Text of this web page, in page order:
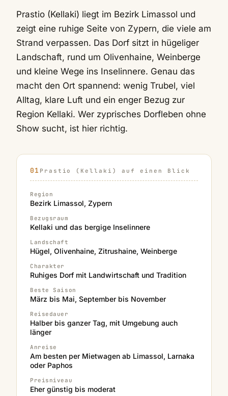
Prastio (Kellaki) liegt im Bezirk Limassol und
zeigt eine ruhige Seite von Zypern, die viele am
Strand verpassen. Das Dorf sitzt in hügeliger
Landschaft, rund um Olivenhaine, Weinberge
und kleine Wege ins Inselinnere. Genau das
macht den Ort spannend: wenig Trubel, viel
Alltag, klare Luft und ein enger Bezug zur
Region Kellaki. Wer zyprisches Dorfleben ohne
Show sucht, ist hier richtig.
Prastio (Kellaki) auf einen Blick
Region
Bezirk Limassol, Zypern
Bezugsraum
Kellaki und das bergige Inselinnere
Landschaft
Hügel, Olivenhaine, Zitrushaine, Weinberge
Charakter
Ruhiges Dorf mit Landwirtschaft und Tradition
Beste Saison
März bis Mai, September bis November
Reisedauer
Halber bis ganzer Tag, mit Umgebung auch
länger
Anreise
Am besten per Mietwagen ab Limassol, Larnaka
oder Paphos
Preisniveau
Eher günstig bis moderat